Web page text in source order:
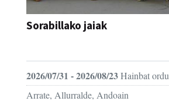
Sorabillako jaiak
2026/07/31 - 2026/08/23Hainbat ordu
Arrate, Allurralde, Andoain